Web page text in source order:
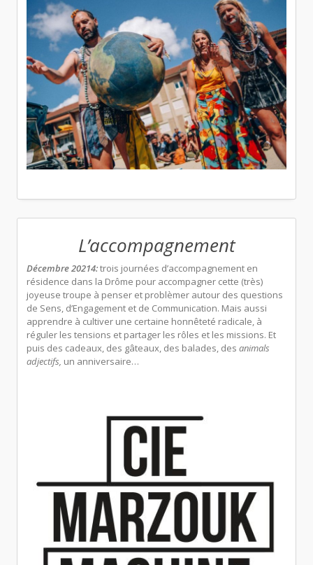
L’accompagnement
Décembre 20214:trois journées d’accompagnement en
résidence dans la Drôme pour accompagner cette (très)
joyeuse troupe à penser et problèmer autour des questions
de Sens, d’Engagement et de Communication. Mais aussi
apprendre à cultiver une certaine honnêteté radicale, à
réguler les tensions et partager les rôles et les missions. Et
puis des cadeaux, des gâteaux, des balades, des animals
adjectifs, un anniversaire…